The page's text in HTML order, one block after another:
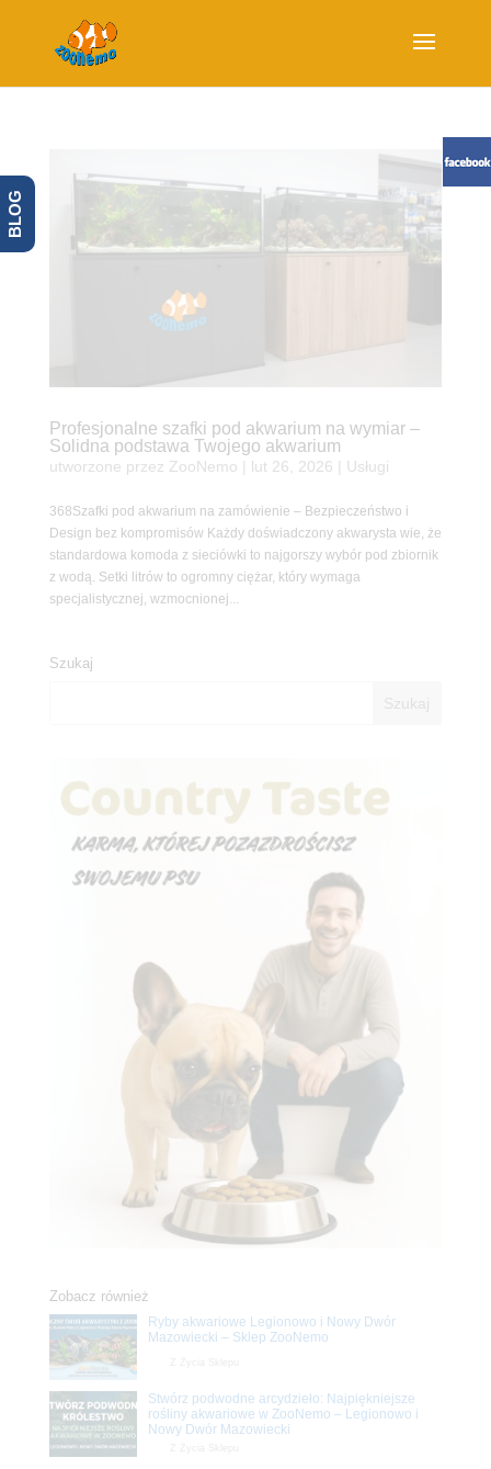
Profesjonalne szafki pod akwarium na wymiar –
Solidna podstawa Twojego akwarium
utworzone przez ZooNemo lut 26, 2026 Usługi
368Szafki pod akwarium na zamówienie – Bezpieczeństwo i
Design bez kompromisów Każdy doświadczony akwarysta wie, że
standardowa komoda z sieciówki to najgorszy wybór pod zbiornik
z wodą. Setki litrów to ogromny ciężar, który wymaga
specjalistycznej, wzmocnionej...
Szukaj
Zobacz również
Ryby akwariowe Legionowo i Nowy Dwór
Mazowiecki – Sklep ZooNemo
Stwórz podwodne arcydzieło: Najpiękniejsze
rośliny akwariowe w ZooNemo – Legionowo i
Nowy Dwór Mazowiecki
BLOG